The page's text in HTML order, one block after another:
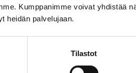
Kumppanimme voivat yhdistää
heidän palvelujaan.
Tilastot